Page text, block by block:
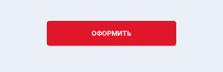
ОФОРМИТЬ